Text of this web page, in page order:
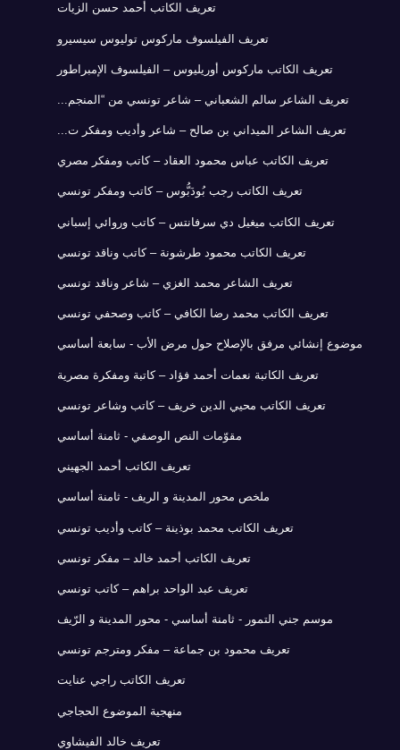
تعريف الكاتب أحمد حسن الزيات
تعريف الفيلسوف ماركوس توليوس سيسيرو
تعريف الكاتب ماركوس أوريليوس – الفيلسوف الإمبراطور
تعريف الشاعر سالم الشعباني – شاعر تونسي من “المنجم...
تعريف الشاعر الميداني بن صالح – شاعر وأديب ومفكر ت...
تعريف الكاتب عباس محمود العقاد – كاتب ومفكر مصري
تعريف الكاتب رجب بُودَبُّوس – كاتب ومفكر تونسي
تعريف الكاتب ميغيل دي سرفانتس – كاتب وروائي إسباني
تعريف الكاتب محمود طرشونة – كاتب وناقد تونسي
تعريف الشاعر محمد الغزي – شاعر وناقد تونسي
تعريف الكاتب محمد رضا الكافي – كاتب وصحفي تونسي
موضوع إنشائي مرفق بالإصلاح حول مرض الأب - سابعة أساسي
تعريف الكاتبة نعمات أحمد فؤاد – كاتبة ومفكرة مصرية
تعريف الكاتب محيي الدين خريف – كاتب وشاعر تونسي
مقوّمات النص الوصفي - ثامنة أساسي
تعريف الكاتب أحمد الجهيني
ملخص محور المدينة و الريف - ثامنة أساسي
تعريف الكاتب محمد بوذينة – كاتب وأديب تونسي
تعريف الكاتب أحمد خالد – مفكر تونسي
تعريف عبد الواحد براهم – كاتب تونسي
موسم جني التمور - ثامنة أساسي - محور المدينة و الرّيف
تعريف محمود بن جماعة – مفكر ومترجم تونسي
تعريف الكاتب راجي عنايت
منهجية الموضوع الحجاجي
تعريف خالد الفيشاوي